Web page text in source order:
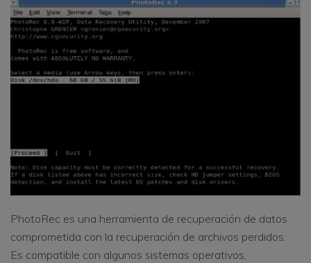
PhotoRec es una herramienta de recuperación de datos
comprometida con la recuperación de archivos perdidos.
Es compatible con algunos sistemas operativos,